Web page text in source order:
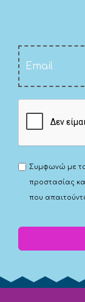
Συμφωνώ με
προστασίας
που